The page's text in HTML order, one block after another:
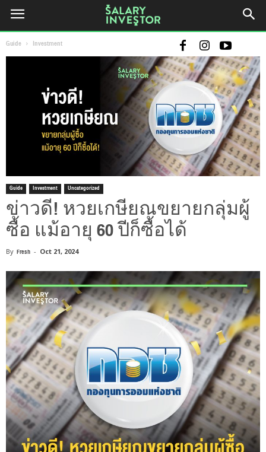
Guide Investment
Guide Investment Uncategorized
ข่าวดี! หวยเกษียณขยายกลุ่มผู้
ซื้อ แม้อายุ 60 ปีก็ซื้อได้
By Fresh - Oct 21, 2024